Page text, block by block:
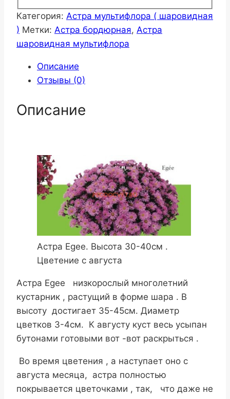
Категория: Астра мультифлора ( шаровидная
) Метки: Астра бордюрная, Астра
шаровидная мультифлора
Описание
Отзывы (0)
Описание
Астра Egee. Высота 30-40см .
Цветение с августа
Астра Egee низкорослый многолетний
кустарник , растущий в форме шара . В
высоту достигает 35-45см. Диаметр
цветков 3-4см. К августу куст весь усыпан
бутонами готовыми вот -вот раскрыться .
Во время цветения , а наступает оно с
августа месяца, астра полностью
покрывается цветочками , так, что даже не